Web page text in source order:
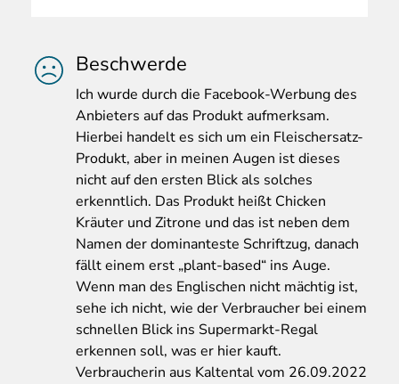
Beschwerde
Ich wurde durch die Facebook-Werbung des
Anbieters auf das Produkt aufmerksam.
Hierbei handelt es sich um ein Fleischersatz-
Produkt, aber in meinen Augen ist dieses
nicht auf den ersten Blick als solches
erkenntlich. Das Produkt heißt Chicken
Kräuter und Zitrone und das ist neben dem
Namen der dominanteste Schriftzug, danach
fällt einem erst „plant-based“ ins Auge.
Wenn man des Englischen nicht mächtig ist,
sehe ich nicht, wie der Verbraucher bei einem
schnellen Blick ins Supermarkt-Regal
erkennen soll, was er hier kauft.
Verbraucherin aus Kaltental vom 26.09.2022